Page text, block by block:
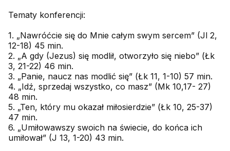
Tematy konferencji:
1. „Nawróćcie się do Mnie całym swym sercem” (Jl 2,
12-18) 45 min.
2. „A gdy (Jezus) się modlił, otworzyło się niebo” (Łk
3, 21-22) 46 min.
3. „Panie, naucz nas modlić się” (Łk 11, 1-10) 57 min.
4. „Idź, sprzedaj wszystko, co masz” (Mk 10,17- 27)
48 min.
5. „Ten, który mu okazał miłosierdzie” (Łk 10, 25-37)
47 min.
6. „Umiłowawszy swoich na świecie, do końca ich
umiłował” (J 13, 1-20) 43 min.